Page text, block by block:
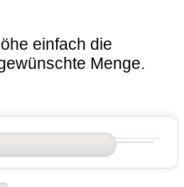
einfach die
Menge.